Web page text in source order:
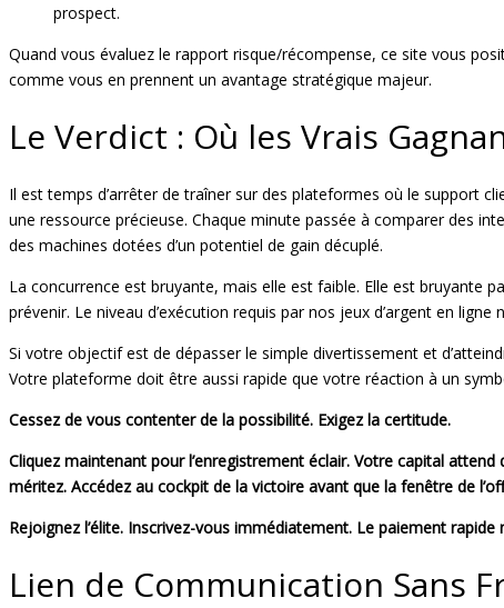
prospect.
Quand vous évaluez le rapport risque/récompense, ce site vous
comme vous en prennent un avantage stratégique majeur.
Le Verdict : Où les Vrais
Il est temps d’arrêter de traîner sur des plateformes où le support
une ressource précieuse. Chaque minute passée à comparer des
des machines dotées d’un potentiel de gain décuplé.
La concurrence est bruyante, mais elle est faible. Elle est bruyante
prévenir. Le niveau d’exécution requis par nos jeux d’argent en
Si votre objectif est de dépasser le simple divertissement et
Votre plateforme doit être aussi rapide que votre réaction à un
Cessez de vous contenter de la possibilité. Exigez la certitude.
Cliquez maintenant pour l’enregistrement éclair. Votre capital
méritez. Accédez au cockpit de la victoire avant que la fenêtre de
Rejoignez l’élite. Inscrivez-vous immédiatement. Le paiement rapide
Lien de Communication Sans